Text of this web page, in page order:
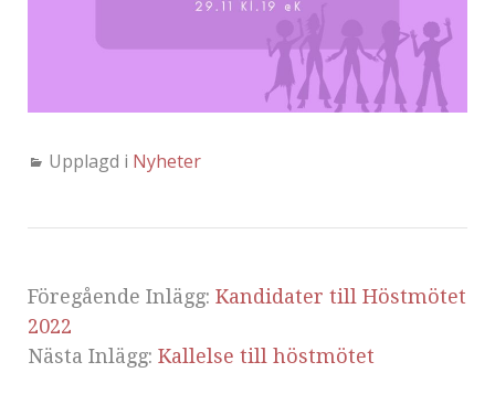
Upplagd i Nyheter
Föregående Inlägg: Kandidater till Höstmötet
2022
Nästa Inlägg: Kallelse till höstmötet